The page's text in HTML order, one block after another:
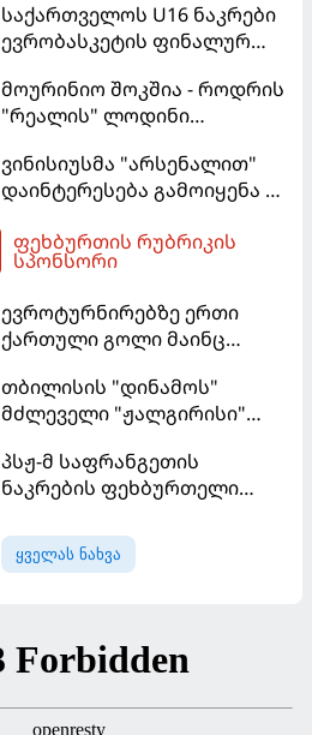
საქართველოს U16 ნაკრები
ევრობასკეტის ფინალურ
ასპარეზობას იწყებს
მოურინიო შოკშია - როდრის
"რეალის" ლოდინი
"ბარსელონაში" გადადის
ვინისიუსმა "არსენალით"
დაინტერესება გამოიყენა და
მომგებიანად გააგრძელა
ფეხბურთის რუბრიკის
სპონსორი
ევროტურნირებზე ერთი
ქართული გოლი მაინც
თბილისის "დინამოს"
მძლეველი "ჟალგირისი"
განადგურდა
პსჟ-მ საფრანგეთის
ნაკრების ფეხბურთელი
ყველას ნახვა